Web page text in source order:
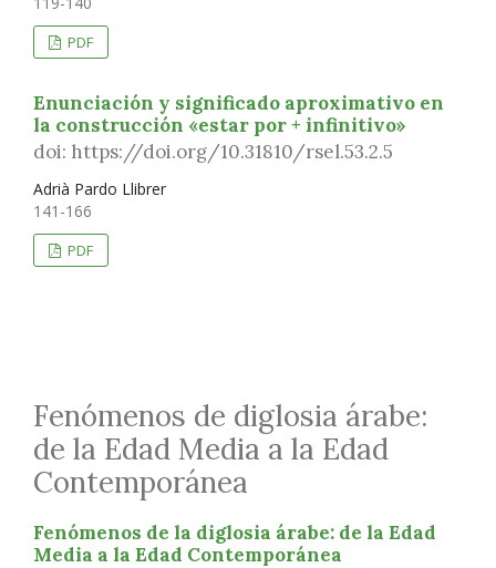
PDF
Enunciación y significado aproximativo en
la construcción «estar por + infinitivo»
doi: https://doi.org/10.31810/rsel.53.2.5
Adrià Pardo Llibrer
141-166
PDF
Fenómenos de diglosia árabe:
de la Edad Media a la Edad
Contemporánea
Fenómenos de la diglosia árabe: de la Edad
Media a la Edad Contemporánea